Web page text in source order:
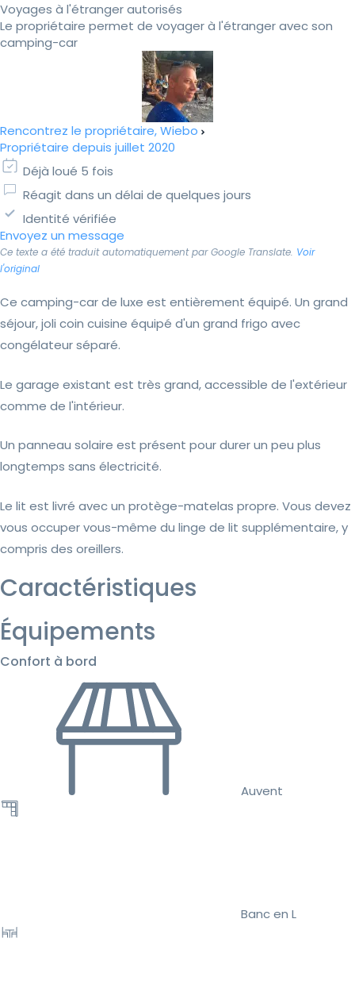
Voyages à l'étranger autorisés
Le propriétaire permet de voyager à l'étranger avec son
camping-car
Rencontrez le propriétaire, Wiebo
Propriétaire depuis juillet 2020
Déjà loué 5 fois
Réagit dans un délai de quelques jours
Identité vérifiée
Envoyez un message
Ce texte a été traduit automatiquement par Google Translate. Voir
l'original
Ce camping-car de luxe est entièrement équipé. Un grand
séjour, joli coin cuisine équipé d'un grand frigo avec
congélateur séparé.
Le garage existant est très grand, accessible de l'extérieur
comme de l'intérieur.
Un panneau solaire est présent pour durer un peu plus
longtemps sans électricité.
Le lit est livré avec un protège-matelas propre. Vous devez
vous occuper vous-même du linge de lit supplémentaire, y
compris des oreillers.
Caractéristiques
Équipements
Confort à bord
Auvent
Banc en L